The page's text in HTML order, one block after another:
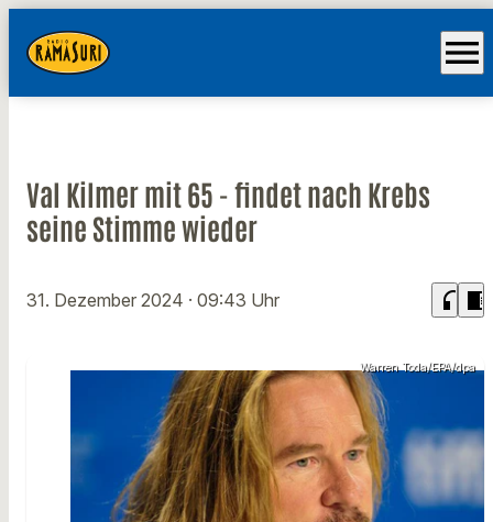
menu
Val Kilmer mit 65 - findet nach Krebs
seine Stimme wieder
31. Dezember 2024 · 09:43 Uhr headphones chrome_reader_mode
Warren Toda/EPA/dpa